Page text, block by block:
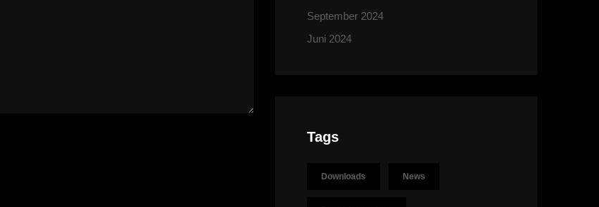
September 2024
Juni 2024
Tags
Downloads News